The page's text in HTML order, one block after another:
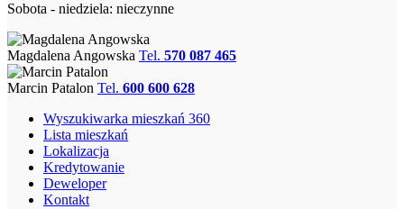
Sobota - niedziela: nieczynne
Magdalena Angowska Tel. 570 087 465
Marcin Patalon Tel. 600 600 628
Wyszukiwarka mieszkań 360
Lista mieszkań
Lokalizacja
Kredytowanie
Deweloper
Kontakt